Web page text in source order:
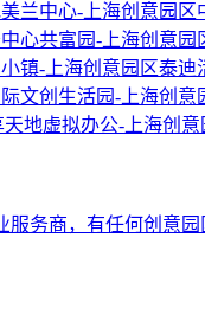
泰迪
服务商，有任何创意